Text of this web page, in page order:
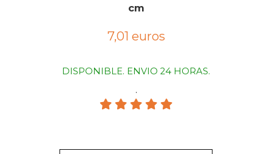
cm
7,01 euros
DISPONIBLE. ENVIO 24 HORAS.
.